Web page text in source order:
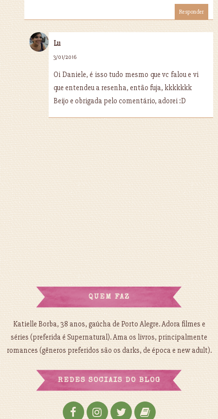
Responder
Lu
3/01/2016
Oi Daniele, é isso tudo mesmo que vc falou e vi
que entendeu a resenha, então fuja, kkkkkkk
Beijo e obrigada pelo comentário, adorei :D
QUEM FAZ
Katielle Borba, 38 anos, gaúcha de Porto Alegre. Adora filmes e
séries (preferida é Supernatural). Ama os livros, principalmente
romances (gêneros preferidos são os darks, de época e new adult).
REDES SOCIAIS DO BLOG